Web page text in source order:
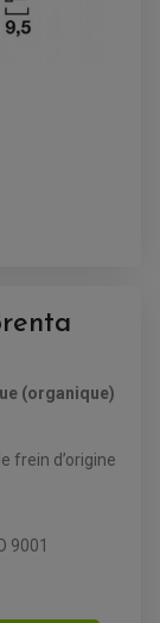
(organique)
frein d’origine
9001